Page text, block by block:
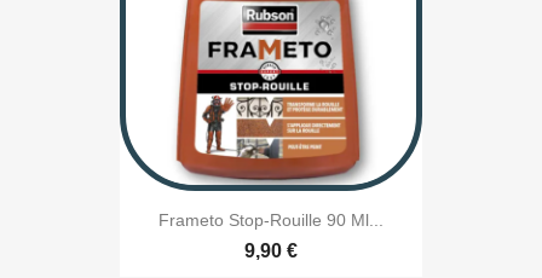
Frameto Stop-Rouille 90 Ml...
9,90 €